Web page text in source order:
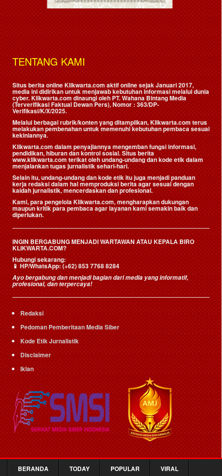
TENTANG KAMI
Situs berita online Klikwarta.com aktif online sejak Januari 2017,
media ini didirikan untuk menjawab kebutuhan informasi melalui dunia
cyber. Klikwarta.com dinaungi oleh PT. Wahana Bintang Media
(Terverifikasi Faktual Dewan Pers), Nomor : 363/DP-
Verifikasi/K/X/2025.
Melalui berbagai rubrik/konten yang ditampilkan, Klikwarta.com terus
melakukan pembenahan untuk memenuhi kebutuhan pembaca sesuai
kekiniannya.
Klikwarta.com dalam penyajiannya mengemban fungsi informasi,
pendidikan, hiburan dan kontrol sosial. Situs berita
www.klikwarta.com terikat oleh undang-undang dan kode etik dalam
menjalankan tugas jurnalistik sehari-hari.
Selain itu, undang-undang dan kode etik itu juga menjadi panduan
kerja redaksi dalam hal memproduksi berita agar sesuai dengan
kaidah jurnalistik, mencerdaskan dan profesional.
Kami, para pengelola Klikwarta.com, mengharapkan dukungan
maupun kritik para pembaca agar layanan kami semakin baik dan
diperlukan.
INGIN BERGABUNG MENJADI WARTAWAN ATAU KEPALA BIRO
KLIKWARTA.COM?
Hubungi sekarang:
📱HP/WhatsApp:(+62) 853 7768 8284
Ayo bergabung dan menjadi bagian dari media yang informatif,
profesional, dan terpercaya!
Redaksi
Pedoman Pemberitaan Media Siber
Kode Etik Jurnalistik
Disclaimer
Iklan
BERANDA TODAY POPULAR VIRAL